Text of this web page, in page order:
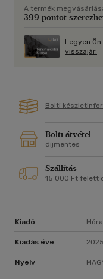
A termék
399 pontot
Legyen
visszajár.
Bolti
Bolti átvétel
díjmentes
Szállítás
15 000 Ft felett
Kiadó
Kiadás éve 2025
Nyelv